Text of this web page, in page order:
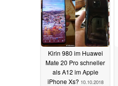
Kirin 980 im Huawei
Mate 20 Pro schneller
als A12 im Apple
iPhone Xs? 10.10.2018